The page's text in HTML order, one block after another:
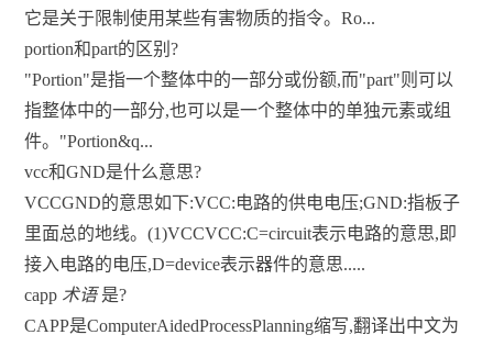
它是关于限制使用某些有害物质的指令。Ro...
portion和part的区别?
"Portion"是指一个整体中的一部分或份额,而"part"则可以
指整体中的一部分,也可以是一个整体中的单独元素或组
件。"Portion&q...
vcc和GND是什么意思?
VCCGND的意思如下:VCC:电路的供电电压;GND:指板子
里面总的地线。(1)VCCVCC:C=circuit表示电路的意思,即
接入电路的电压,D=device表示器件的意思.....
capp 术语是?
CAPP是ComputerAidedProcessPlanning缩写,翻译出中文为